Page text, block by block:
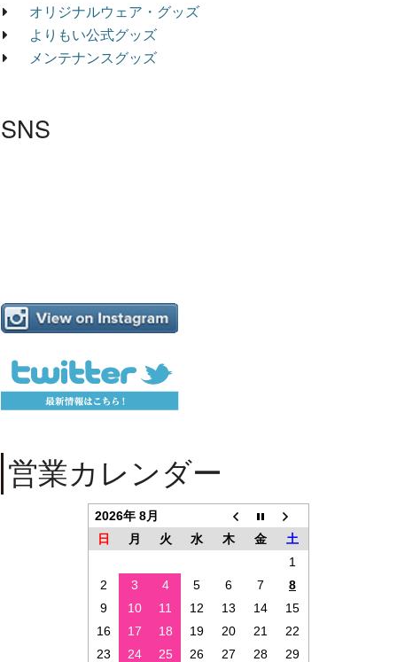
オリジナルウェア・グッズ
よりもい公式グッズ
メンテナンスグッズ
SNS
営業カレンダー
2026年 8月
日
月 火 水 木 金
土
1
2
3 4 5 6 7
8
9
10 11 12 13 14
15
16
17 18 19 20 21
22
23
24 25 26 27 28 29